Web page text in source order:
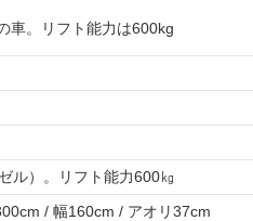
車。リフト能力は600kg
ル）。リフト能力600㎏
/ 幅160cm / アオリ37cm